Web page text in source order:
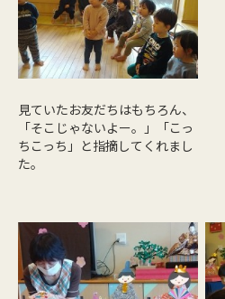
見ていたお友だちはもちろん、
「そこじゃないよー。」「こっ
ちこっち」と指摘してくれまし
た。